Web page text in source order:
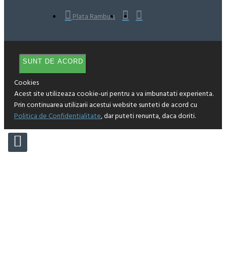
Plata Ramburs
SUNT DE ACORD
Cookies
Acest site utilizeaza cookie-uri pentru a va imbunatati experienta.
Prin continuarea utilizarii acestui website sunteti de acord cu
Politica de Confidentialitate, dar puteti renunta, daca doriti.